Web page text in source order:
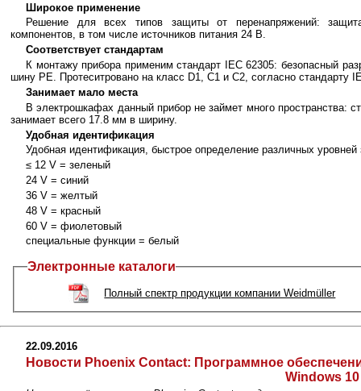
Широкое применение
Решение для всех типов защиты от перенапряжений:
компонентов, в том числе источников питания 24 В.
Соответствует стандартам
К монтажу прибора применим стандарт IEC 62305: безопасный
шину PE. Протеситровано на класс D1, C1 и C2, согласно стандарту
Занимает мало места
В электрошкафах данный прибор не займет много пространства:
занимает всего 17.8 мм в ширину.
Удобная идентификация
Удобная идентификация, быстрое определение различных
≤ 12 V = зеленый
24 V = синий
36 V = желтый
48 V = красный
60 V = фиолетовый
специальные функции = белый
Электронные каталоги
Полный спектр продукции компании Weidmüller
22.09.2016
Новости Phoenix Contact: Программное
Windows 10